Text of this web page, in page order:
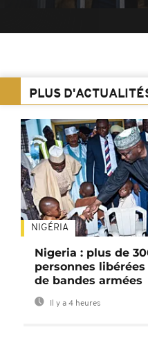
PLUS
NIGÉRIA
Nigeria : plus de
personnes
de bandes armées
Il y a 4 heures